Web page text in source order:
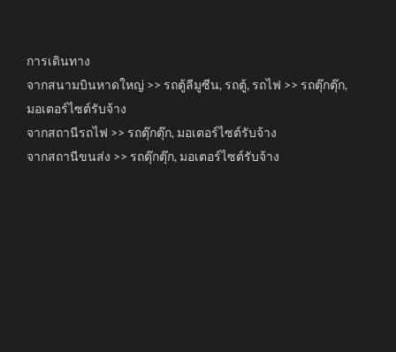
การเดินทาง
จากสนามบินหาดใหญ่ >> รถตู้ลีมูซีน, รถตู้, รถไฟ >> รถตุ๊กตุ๊ก,
มอเตอร์ไซต์รับจ้าง
จากสถานีรถไฟ >> รถตุ๊กตุ๊ก, มอเตอร์ไซต์รับจ้าง
จากสถานีขนส่ง >> รถตุ๊กตุ๊ก, มอเตอร์ไซต์รับจ้าง